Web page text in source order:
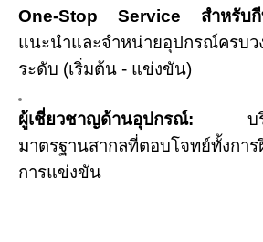
One-Stop Service สำหรับกี
แนะนำและจำหน่ายอุปกรณ์ครบว
ระดับ (เริ่มต้น - แข่งขัน)
ผู้เชี่ยวชาญด้านอุปกรณ์: บริกา
มาตรฐานสากลที่ตอบโจทย์ทั้งกา
การแข่งขัน